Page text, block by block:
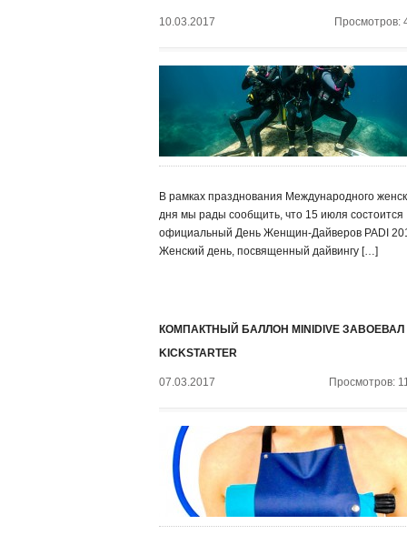
10.03.2017 Просмотров:
В рамках празднования Международного
дня мы рады сообщить, что 15 июля состоится
официальный День Женщин-Дайверов PADI
Женский день, посвященный дайвингу […]
КОМПАКТНЫЙ БАЛЛОН MINIDIVE ЗАВОЕВАЛ
KICKSTARTER
07.03.2017 Просмотров: